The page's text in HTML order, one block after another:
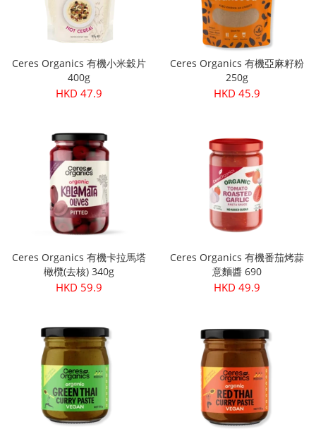
Ceres Organics 有機小米穀片
400g
HKD 47.9
Ceres Organics 有機亞麻籽粉
250g
HKD 45.9
Ceres Organics 有機卡拉馬塔
橄欖(去核) 340g
HKD 59.9
Ceres Organics 有機番茄烤蒜
意麵醬 690
HKD 49.9